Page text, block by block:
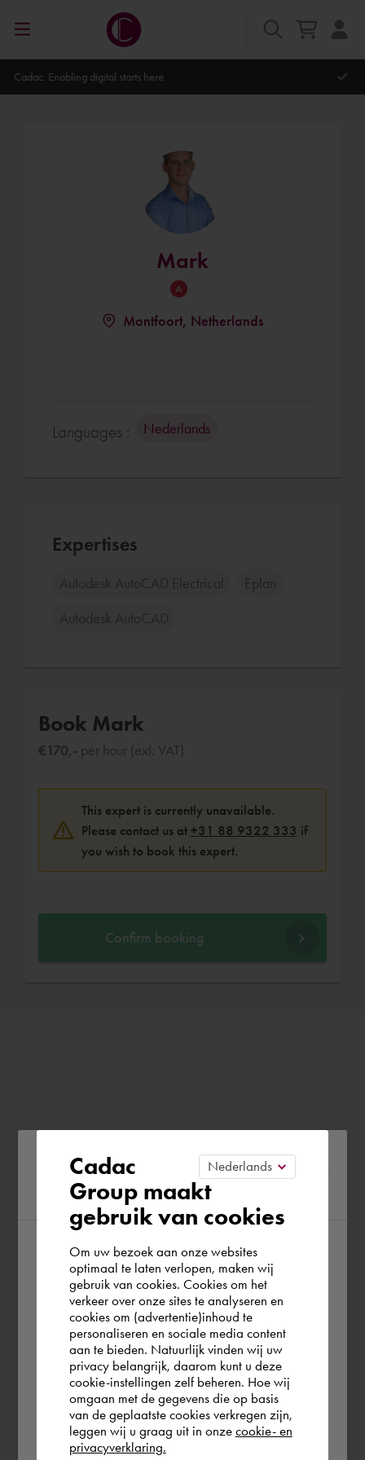
Autodesk Platinum Partner
Mark
Montfoort, Netherlands
Languages : Nederlands
Expertises
Autodesk AutoCAD Electrical Eplan
Autodesk AutoCAD
Book Mark
€170,- per hour (exl. VAT)
This expert is currently unavailable.
Please contact us at +31 88 9322 333 if
you wish to book this expert.
Confirm booking
Please confirm your current
region
According to us you are situated in Rest of
the world. Please confirm in which country
you wish to shop.
Europe (other)
Rest of the world
Cadac
Group maakt
gebruik van cookies
Om uw bezoek aan onze websites
optimaal te laten verlopen, maken wij
gebruik van cookies. Cookies om het
verkeer over onze sites te analyseren en
cookies om (advertentie)inhoud te
personaliseren en sociale media content
aan te bieden. Natuurlijk vinden wij uw
privacy belangrijk, daarom kunt u deze
cookie-instellingen zelf beheren. Hoe wij
omgaan met de gegevens die op basis
van de geplaatste cookies verkregen zijn,
leggen wij u graag uit in onze cookie- en
privacyverklaring.